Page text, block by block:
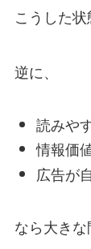
こうした
逆に、
読みや
情報価
広告が
なら大きな